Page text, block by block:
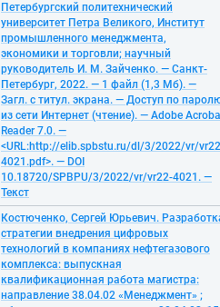
Петербургский политехнический
университет Петра Великого, Институт
промышленного менеджмента,
экономики и торговли; научный
руководитель И. М. Зайченко. — Санкт-
Петербург, 2022. — 1 файл (1,3 Мб). —
Загл. с титул. экрана. — Доступ по
из сети Интернет (чтение). — Adobe
Reader 7.0. —
<URL:http://elib.spbstu.ru/dl/3/2022/vr/
4021.pdf>. — DOI
10.18720/SPBPU/3/2022/vr/vr22-4021. —
Текст
Костюченко, Сергей Юрьевич.
стратегии внедрения цифровых
технологий в компаниях нефтегазового
комплекса: выпускная
квалификационная работа магистра:
направление 38.04.02 «Менеджмент» ;